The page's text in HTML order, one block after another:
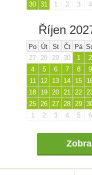
30 31 1 2 3 4
Říjen
Po Út St Čt Pá
27
28 29 30 1 2
4
5 6 7 8 9
11
12 13 14 15
18
19 20 21 22
25
26 27 28 29
1
2 3 4 5 6